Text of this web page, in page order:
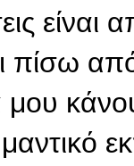
είναι
πίσω